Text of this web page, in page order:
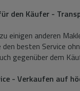
den Käufer -
einigen anderen
den besten Service
gegenüber dem
- Verkaufen auf